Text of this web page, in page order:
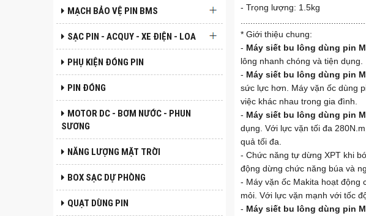
MẠCH BẢO VỆ PIN BMS
SẠC PIN - ACQUY - XE ĐIỆN - LOA
PHỤ KIỆN ĐÓNG PIN
PIN ĐÓNG
MOTOR DC - BƠM NƯỚC - PHUN
SƯƠNG
NĂNG LƯỢNG MẶT TRỜI
BOX SẠC DỰ PHÒNG
QUẠT DÙNG PIN
- Trọng lượng: 1.5kg
* Giới thiệu chung:
- Máy siết bu lông dùng pin
lông nhanh chóng và tiện dụng.
- Máy siết bu lông dùng pin
sức lực hơn. Máy vặn ốc dùng
việc khác nhau trong gia đình.
- Máy siết bu lông dùng pin
dụng. Với lực vặn tối đa
quả tối đa.
- Chức năng tự dừng XPT khi
động dừng chức năng búa và
- Máy vặn ốc Makita hoạt động
mỏi. Với lực vặn mạnh với tốc
- Máy siết bu lông dùng pin